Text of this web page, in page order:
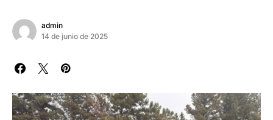
admin
14 de junio de 2025